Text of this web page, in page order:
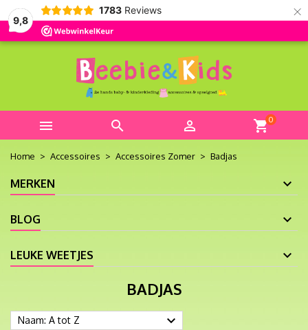
9,8
1783 Reviews ×
   shopping_cart0
Home Accessoires Accessoires Zomer Badjas
MERKEN
BLOG
LEUKE WEETJES
BADJAS
Naam: A tot Z 